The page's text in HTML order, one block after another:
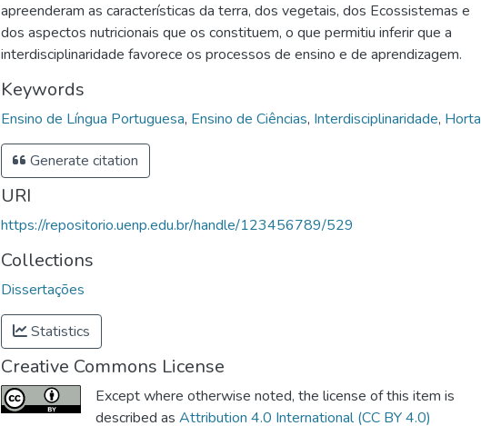
apreenderam as características da terra, dos vegetais, dos Ecossistemas e
dos aspectos nutricionais que os constituem, o que permitiu inferir que a
interdisciplinaridade favorece os processos de ensino e de aprendizagem.
Keywords
Ensino de Língua Portuguesa, Ensino de Ciências, Interdisciplinaridade, Horta
Generate citation
URI
https://repositorio.uenp.edu.br/handle/123456789/529
Collections
Dissertações
Statistics
Creative Commons License
Except where otherwise noted, the license of this item is
described as Attribution 4.0 International (CC BY 4.0)